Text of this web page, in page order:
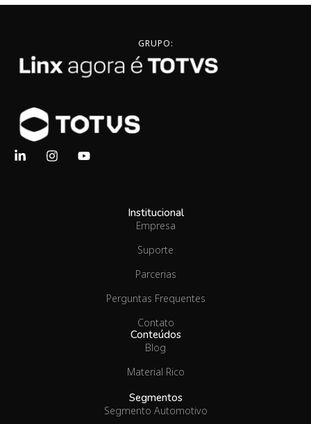
GRUPO:
Institucional
Empresa
Suporte
Parcerias
Perguntas Frequentes
Contato
Conteúdos
Blog
Material Rico
Segmentos
Segmento Automotivo